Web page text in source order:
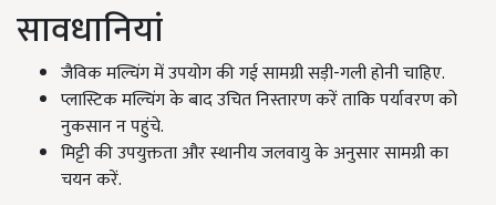
सावधानियां
जैविक मल्चिंग में उपयोग की गई सामग्री सड़ी-गली होनी चाहिए.
प्लास्टिक मल्चिंग के बाद उचित निस्तारण करें ताकि पर्यावरण को
नुकसान न पहुंचे.
मिट्टी की उपयुक्तता और स्थानीय जलवायु के अनुसार सामग्री का
चयन करें.